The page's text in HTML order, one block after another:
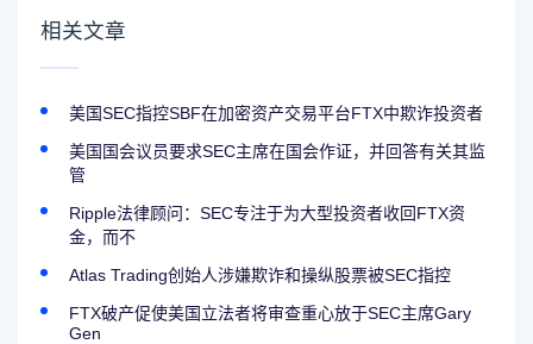
相关文章
美国SEC指控SBF在加密资产交易平台FTX中欺诈投资者
美国国会议员要求SEC主席在国会作证，并回答有关其监
管
Ripple法律顾问：SEC专注于为大型投资者收回FTX资
金，而不
Atlas Trading创始人涉嫌欺诈和操纵股票被SEC指控
FTX破产促使美国立法者将审查重心放于SEC主席Gary
Gen